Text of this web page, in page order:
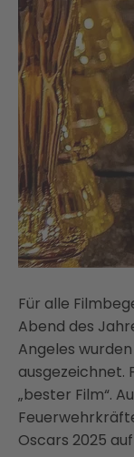
Für alle
Abend des
Angeles
ausgezeichnet.
„bester Film“.
Oscars 2025